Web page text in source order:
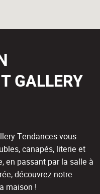
GALLERY
Tendances vous
canapés, literie et
en passant par la salle à
découvrez notre
maison !